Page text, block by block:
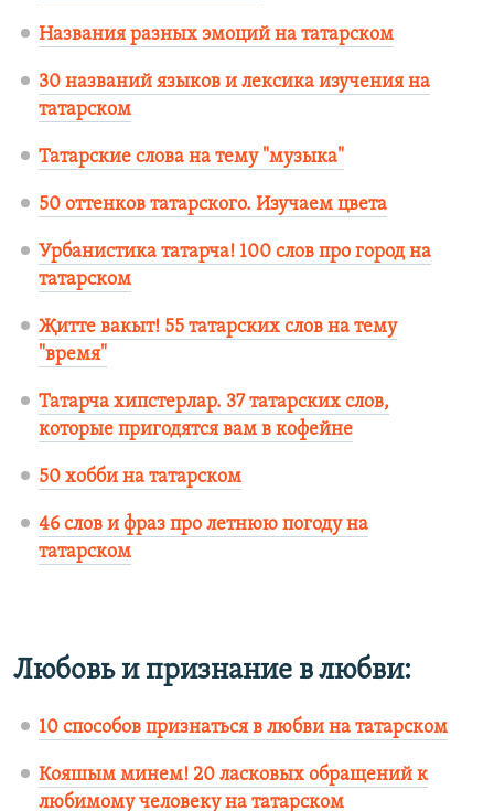
Названия разных эмоций на татарском
30 названий языков и лексика изучения на
татарском
Татарские слова на тему "музыка"
50 оттенков татарского. Изучаем цвета
Урбанистика татарча! 100 слов про город на
татарском
Җитте вакыт! 55 татарских слов на тему
"время"
Татарча хипстерлар. 37 татарских слов,
которые пригодятся вам в кофейне
50 хобби на татарском
46 слов и фраз про летнюю погоду на
татарском
Любовь и признание в любви:
10 способов признаться в любви на татарском
Кояшым минем! 20 ласковых обращений к
любимому человеку на татарском